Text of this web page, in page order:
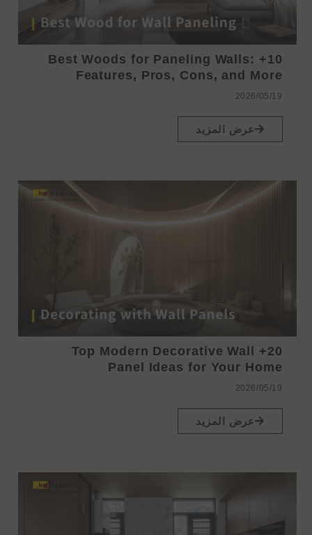
10+ Best Woods for Paneling Walls:
Features, Pros, Cons, and More
2026/05/19
عرض المزيد
20+ Top Modern Decorative Wall
Panel Ideas for Your Home
2026/05/19
عرض المزيد